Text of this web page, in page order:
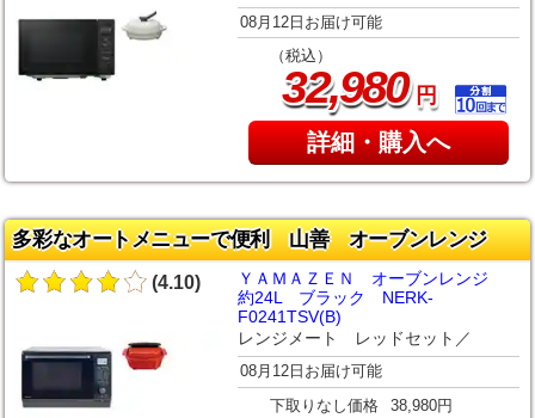
08月12日お届け可能
（税込）
32,980円
詳細・購入へ
多彩なオートメニューで便利 山善 オーブンレンジ
(4.10)
ＹＡＭＡＺＥＮ オーブンレンジ
約24L ブラック NERK-
F0241TSV(B)
レンジメート レッドセット／
08月12日お届け可能
下取りなし価格 38,980円